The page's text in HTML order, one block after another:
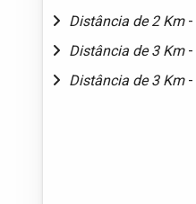
Distância de 2 Km -
Distância de 3 Km -
Distância de 3 Km -